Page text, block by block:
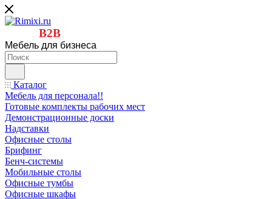
B2B
Мебель для бизнеса
Каталог
Мебель для персонала!!
Готовые комплекты рабочих мест
Демонстрационные доски
Надставки
Офисные столы
Брифинг
Бенч-системы
Мобильные столы
Офисные тумбы
Офисные шкафы